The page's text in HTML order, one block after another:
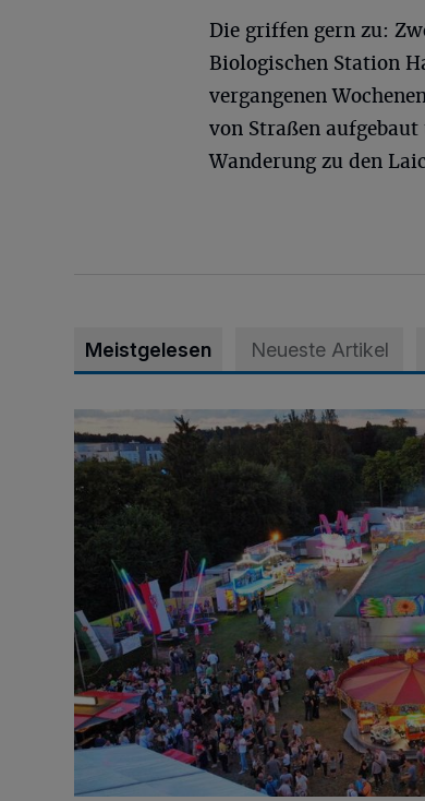
Die griffen gern zu:
Biologischen Station
vergangenen
von Straßen
Wanderung zu den
Meistgelesen Neueste Artikel
Vier Tage mit vollem Programm